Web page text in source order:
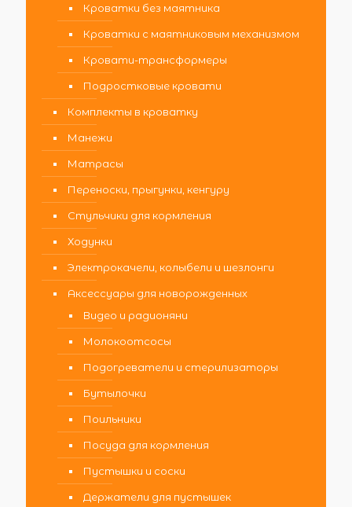
Кроватки без маятника
Кроватки с маятниковым механизмом
Кровати-трансформеры
Подростковые кровати
Комплекты в кроватку
Манежи
Матрасы
Переноски, прыгунки, кенгуру
Стульчики для кормления
Ходунки
Электрокачели, колыбели и шезлонги
Аксессуары для новорожденных
Видео и радионяни
Молокоотсосы
Подогреватели и стерилизаторы
Бутылочки
Поильники
Посуда для кормления
Пустышки и соски
Держатели для пустышек